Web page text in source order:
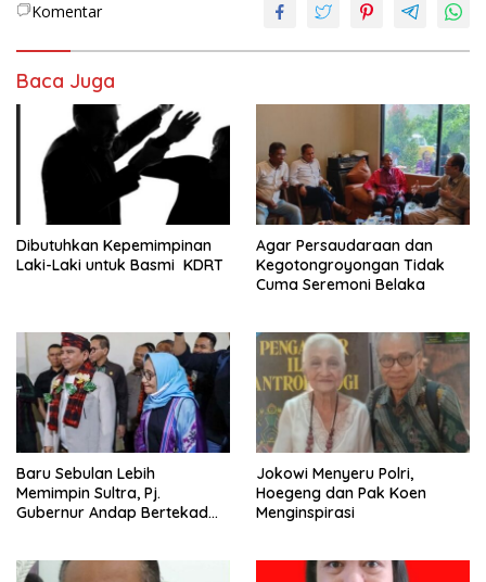
Komentar
Baca Juga
Dibutuhkan Kepemimpinan
Laki-Laki untuk Basmi KDRT
Agar Persaudaraan dan
Kegotongroyongan Tidak
Cuma Seremoni Belaka
Baru Sebulan Lebih
Memimpin Sultra, Pj.
Gubernur Andap Bertekad
Tenggara
Jokowi Menyeru Polri,
Hoegeng dan Pak Koen
Menginspirasi